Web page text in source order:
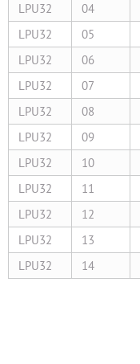
LPU32
04
LPU32
05
LPU32
06
LPU32
07
LPU32
08
LPU32
09
LPU32
10
LPU32
11
LPU32
12
LPU32
13
LPU32
14